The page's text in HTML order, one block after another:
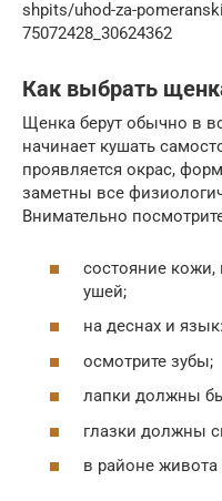
shpits/uhod-za-
75072428_30624362
Как выбрать
Щенка берут обычно в
начинает кушать
проявляется окрас,
заметны все
Внимательно
состояние
ушей;
на деснах и
осмотрите зубы;
лапки должны
глазки должны
в районе